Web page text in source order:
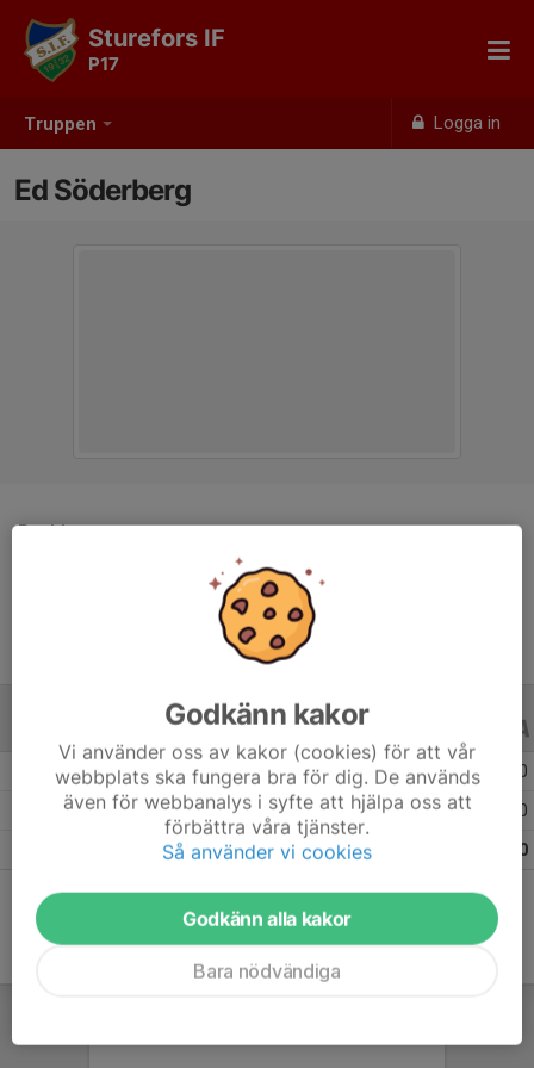
Truppen Logga in
Sturefors IF
P17
Ed Söderberg
Position
-
9 år
ALLA ÅR
Säsongen 25/26 5 0 0
Säsongen 24/25 4 0
0
Godkänn kakor
Vi använder oss av kakor (cookies) för att vår
webbplats ska fungera bra för dig. De används
även för webbanalys i syfte att hjälpa oss att
förbättra våra tjänster.
Så använder vi cookies
Godkänn alla kakor
Bara nödvändiga